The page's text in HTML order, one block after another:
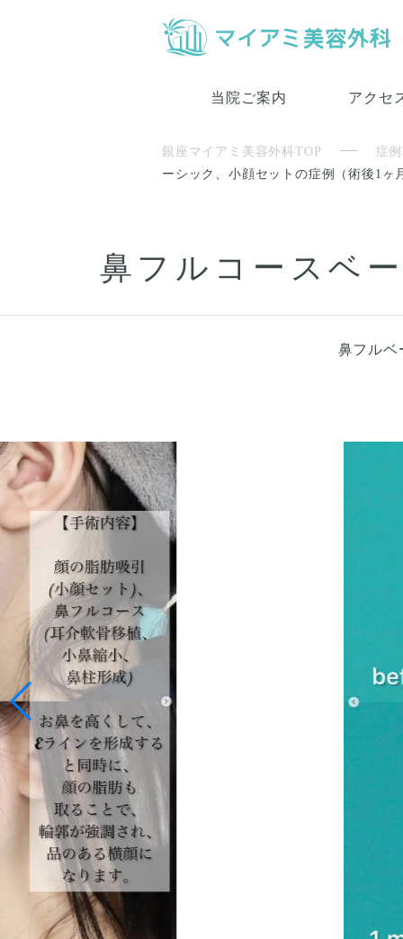
当院ご案内 アクセ
銀座マイアミ美容外科TOP
症
ーシック、小顔セットの症例（術後1ヶ
鼻フルコースベ
鼻フルベ